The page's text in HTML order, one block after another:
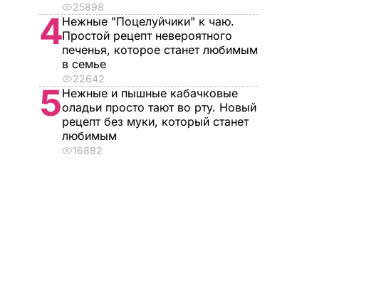
25898
4Нежные "Поцелуйчики" к чаю.
Простой рецепт невероятного
печенья, которое станет любимым
в семье
22642
5Нежные и пышные кабачковые
оладьи просто тают во рту. Новый
рецепт без муки, который станет
любимым
16882